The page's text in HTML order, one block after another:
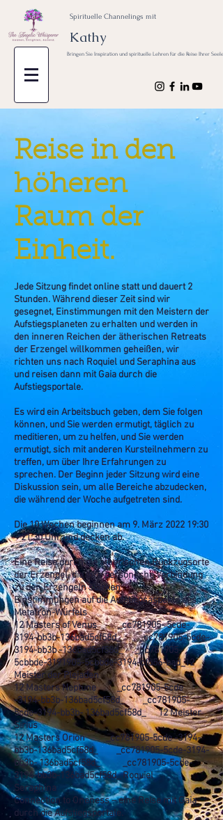
Kathy
Spirituelle Channelings mit
Bringen Sie Inspiration und spirituelle Lehren für die Reise Ihrer Seele
Reise in den
höheren
Raum der
Einheit.
Jede Sitzung findet online statt und dauert 2
Stunden. Während dieser Zeit sind wir
gesegnet, Einstimmungen mit den Meistern der
Aufstiegsplaneten zu erhalten und werden in
den inneren Reichen der ätherischen Retreats
der Erzengel willkommen geheißen, wir
richten uns nach Roquiel und Seraphina aus
und reisen dann mit Gaia durch die
Aufstiegsportale.
Es wird ein Arbeitsbuch geben, dem Sie folgen
können, und Sie werden ermutigt, täglich zu
meditieren, um zu helfen, und Sie werden
ermutigt, sich mit anderen Kursteilnehmern zu
treffen, um über Ihre Erfahrungen zu
sprechen. Der Beginn jeder Sitzung wird eine
Diskussion sein, um alle Bereiche abzudecken,
die während der Woche aufgetreten sind.
Die 10 Wochen beginnen am 9. März 2022 19:30
– 21:30 Uhr und decken ab.
Eine Reise durch die ätherischen Rückzugsorte
der Erzengel, die Ihre persönliche Verbindung
zu den Erzengeln stärken
Einstimmungen auf die Aufstiegsaspekte des
Metatron-Würfels
12 Masters of Venus _cc781905- 5cde-
3194-bb3b-136bad5cf58d_ _cc781905-5cde-
3194-bb3b -136bad5cf58d_ _cc781905-
5cbbde-3191905-5cbbde-3194-cfd56-bad_12
Meister der Plejaden
12 Masters Neptune _cc781905-5cde
-3194-bb3b-136bad5cf58d_ _cc781905-
5cde-3194-bb3b- 136bad5cf58d_12 Meister
Sirius
12 Masters Orion _cc781905-5cde -3194-
bb3b-136bad5cf58d_ _cc781905-5cde-3194-
bb3b- 136bad5cf58d_ _cc781905-5cde-
3194-bb3b-136bad5cf58d_Roquiel
Seraphina
Connection to Oneness – eine Reise mit Gaia
durch die Aufstiegsportale.